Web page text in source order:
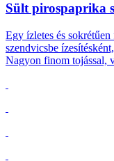
Sült pirospaprika
Egy ízletes és
szendvicsbe
Nagyon finom tojással,